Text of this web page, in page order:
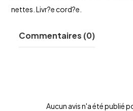
nettes. Livr?e cord?e.
Commentaires (0)
Aucun avis n'a été publié